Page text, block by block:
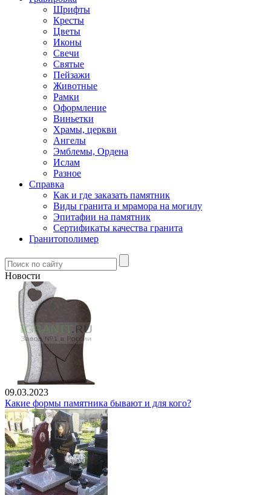
Шрифты
Кресты
Цветы
Иконы
Свечи
Святые
Пейзажи
Животные
Рамки
Оформление
Виньетки
Храмы, церкви
Ангелы
Эмблемы, Ордена
Ислам
Разное
Справка
Как и где заказать памятник
Виды гранита и мрамора на могилу
Эпитафии на памятник
Сертификаты качества гранита
Гранитополимер
Новости
09.03.2023
Какие формы памятника бывают и для кого?